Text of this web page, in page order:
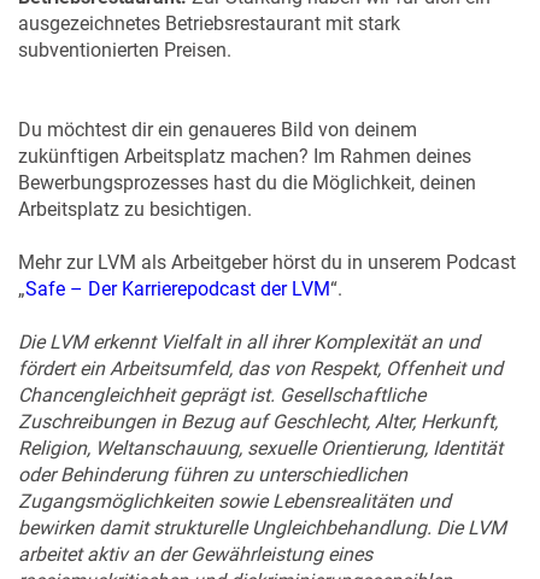
ausgezeichnetes Betriebsrestaurant mit stark
subventionierten Preisen.
Du möchtest dir ein genaueres Bild von deinem
zukünftigen Arbeitsplatz machen? Im Rahmen deines
Bewerbungsprozesses hast du die Möglichkeit, deinen
Arbeitsplatz zu besichtigen.
Mehr zur LVM als Arbeitgeber hörst du in unserem Podcast
„Safe – Der Karrierepodcast der LVM“.
Die LVM erkennt Vielfalt in all ihrer Komplexität an und
fördert ein Arbeitsumfeld, das von Respekt, Offenheit und
Chancengleichheit geprägt ist. Gesellschaftliche
Zuschreibungen in Bezug auf Geschlecht, Alter, Herkunft,
Religion, Weltanschauung, sexuelle Orientierung, Identität
oder Behinderung führen zu unterschiedlichen
Zugangsmöglichkeiten sowie Lebensrealitäten und
bewirken damit strukturelle Ungleichbehandlung. Die LVM
arbeitet aktiv an der Gewährleistung eines